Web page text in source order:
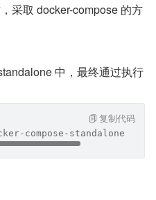
采取 docker-compose 的方
中，最终通过执行
compose-standalone.yml
复制代码